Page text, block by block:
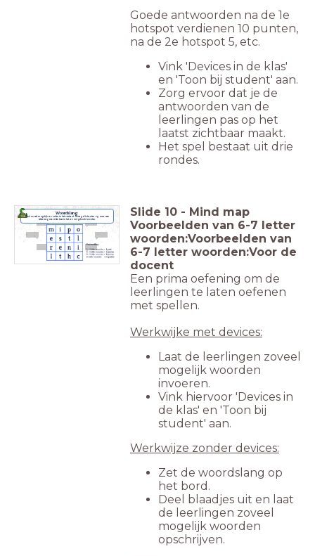
Goede antwoorden na de 1e
hotspot verdienen 10 punten,
na de 2e hotspot 5, etc.
Vink 'Devices in de klas'
en 'Toon bij student' aan.
Zorg ervoor dat je de
antwoorden van de
leerlingen pas op het
laatst zichtbaar maakt.
Het spel bestaat uit drie
rondes.
Woordslang
Vind zoveel mogelijk woorden in het vierkant. Je mag alle kanten op, maar een
letter mag maar één keer in het woord gebruikt worden.
Slide 10 - Mind map
Voorbeelden van 6-7 letter
woorden:Voorbeelden van
6-7 letter woorden:Voor de
docent
Een prima oefening om de
leerlingen te laten oefenen
met spellen.
Werkwijke met devices:
Laat de leerlingen zoveel
mogelijk woorden
invoeren.
Vink hiervoor 'Devices in
de klas' en 'Toon bij
student' aan.
Werkwijze zonder devices:
Zet de woordslang op
het bord.
Deel blaadjes uit en laat
de leerlingen zoveel
mogelijk woorden
opschrijven.